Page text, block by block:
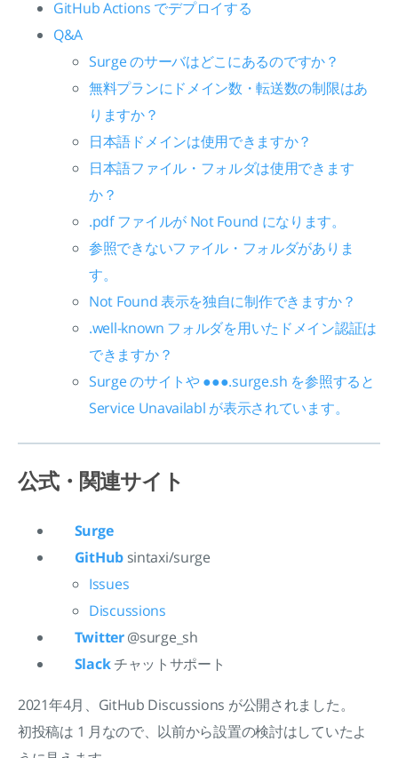
GitHub Actions でデプロイする
Q&A
Surge のサーバはどこにあるのですか？
無料プランにドメイン数・転送数の制限はあ
りますか？
日本語ドメインは使用できますか？
日本語ファイル・フォルダは使用できます
か？
.pdf ファイルが Not Found になります。
参照できないファイル・フォルダがありま
す。
Not Found 表示を独自に制作できますか？
.well-known フォルダを用いたドメイン認証は
できますか？
Surge のサイトや ●●●.surge.sh を参照すると
Service Unavailabl が表示されています。
公式・関連サイト
Surge
GitHubsintaxi/surge
Issues
Discussions
Twitter@surge_sh
Slackチャットサポート
2021年4月、GitHub Discussions が公開されました。
初投稿は 1 月なので、以前から設置の検討はしていたよ